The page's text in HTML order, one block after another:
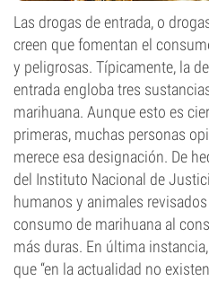
Las drogas de entrada, o
creen que fomentan el
y peligrosas. Típicamente, la
entrada engloba tres
marihuana. Aunque esto es
primeras, muchas personas
merece esa designación. De
del Instituto Nacional de
humanos y animales
consumo de marihuana al
más duras. En última
que “en la actualidad no